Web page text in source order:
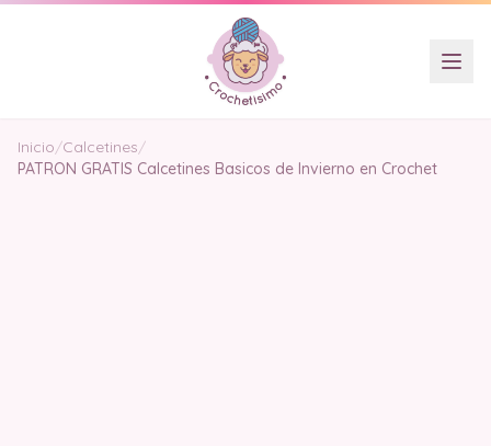
Inicio/Calcetines/
PATRON GRATIS Calcetines Basicos de Invierno en Crochet